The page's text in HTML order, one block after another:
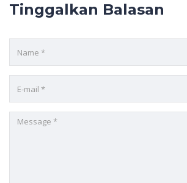
Tinggalkan Balasan